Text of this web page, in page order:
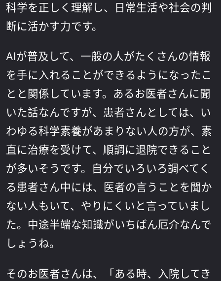
科学を正しく理解し、日常生活や社会の判
断に活かす力です。
AIが普及して、一般の人がたくさんの情報
を手に入れることができるようになったこ
とと関係しています。あるお医者さんに聞
いた話なんですが、患者さんとしては、い
わゆる科学素養があまりない人の方が、素
直に治療を受けて、順調に退院できること
が多いそうです。自分でいろいろ調べてく
る患者さん中には、医者の言うことを聞か
ない人もいて、やりにくいと言っていまし
た。中途半端な知識がいちばん厄介なんで
しょうね。
そのお医者さんは、「ある時、入院してき